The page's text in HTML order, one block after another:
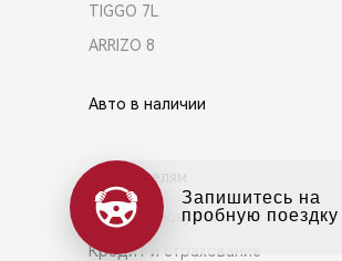
TIGGO 7L
ARRIZO 8
Авто в наличии
Покупателям
Выбор и покупка
Кредит и страхование